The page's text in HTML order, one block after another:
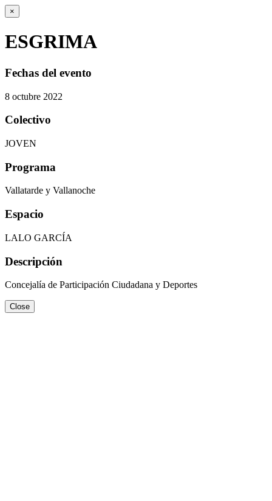
×
ESGRIMA
Fechas del evento
8 octubre 2022
Colectivo
JOVEN
Programa
Vallatarde y Vallanoche
Espacio
LALO GARCÍA
Descripción
Concejalía de Participación Ciudadana y Deportes
Close